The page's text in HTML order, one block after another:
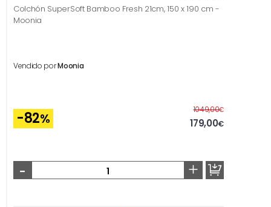
Colchón SuperSoft Bamboo Fresh 21cm, 150 x 190 cm -
Moonia
Vendido porMoonia
-82%
1049,00€Antes
179,00€
- +